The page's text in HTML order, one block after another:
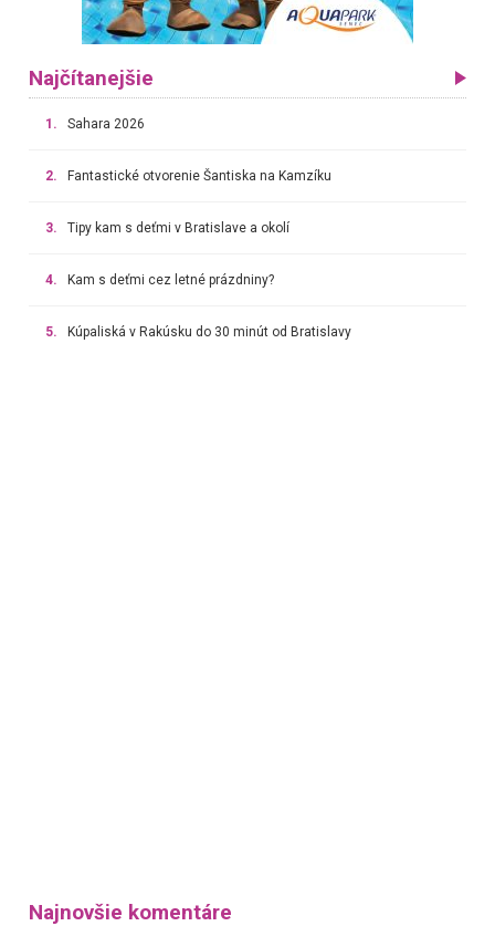
Najčítanejšie
1. Sahara 2026
2. Fantastické otvorenie Šantiska na Kamzíku
3. Tipy kam s deťmi v Bratislave a okolí
4. Kam s deťmi cez letné prázdniny?
5. Kúpaliská v Rakúsku do 30 minút od Bratislavy
Najnovšie komentáre